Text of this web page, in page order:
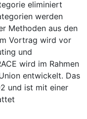
eliminiert
werden
Methoden aus den
Vortrag wird vor
und
wird im Rahmen
entwickelt. Das
und ist mit einer